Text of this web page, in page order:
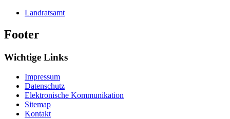
Landratsamt
Footer
Wichtige Links
Impressum
Datenschutz
Elektronische Kommunikation
Sitemap
Kontakt